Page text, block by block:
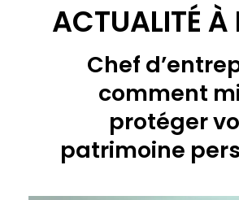
ACTUALITÉ À
Chef
comment
protéger
patrimoine